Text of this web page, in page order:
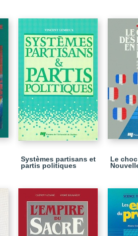
Systèmes partisans et
partis politiques
Le